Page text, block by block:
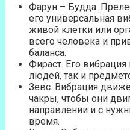
Фарун – Будда.
его универсальная
живой клетки или
всего человека и
баланса.
Фираст. Его вибрация
людей, так и
Зевс. Вибрация
чакры, чтобы они
направлении и с
время.